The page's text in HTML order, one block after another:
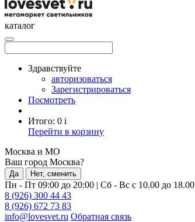
каталог
Здравствуйте
авторизоваться
Зарегистрироваться
Посмотреть
Итого: 0 i
Перейти в корзину
Москва и МО
Ваш город Москва?
Да Нет, сменить
Пн - Пт 09:00 до 20:00 | Сб - Вс с 10.00 до 18.00
8 (926) 300 44 43
8 (926) 672 73 83
info@lovesvet.ru Обратная связь